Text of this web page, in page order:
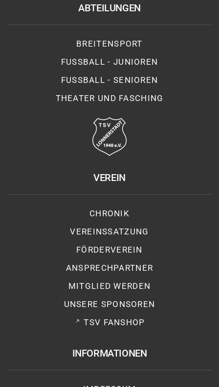
ABTEILUNGEN
BREITENSPORT
FUSSBALL - JUNIOREN
FUSSBALL - SENIOREN
THEATER UND FASCHING
VEREIN
CHRONIK
VEREINSSATZUNG
FÖRDERVEREIN
ANSPRECHPARTNER
MITGLIED WERDEN
UNSERE SPONSOREN
TSV FANSHOP
INFORMATIONEN